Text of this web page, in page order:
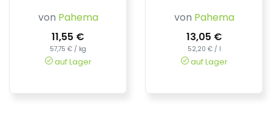
von Pahema
11,55 €
57,75 € / kg
auf Lager
von Pahema
13,05 €
52,20 € / l
auf Lager